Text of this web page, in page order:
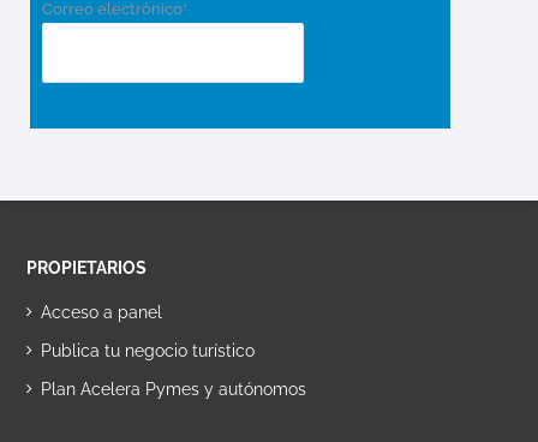
Correo electrónico*
PROPIETARIOS
Acceso a panel
Publica tu negocio turístico
Plan Acelera Pymes y autónomos